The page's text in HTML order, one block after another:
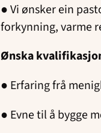
● Vi ønsker ein
forkynning, varme
Ønska
● Erfaring frå
● Evne til å bygge